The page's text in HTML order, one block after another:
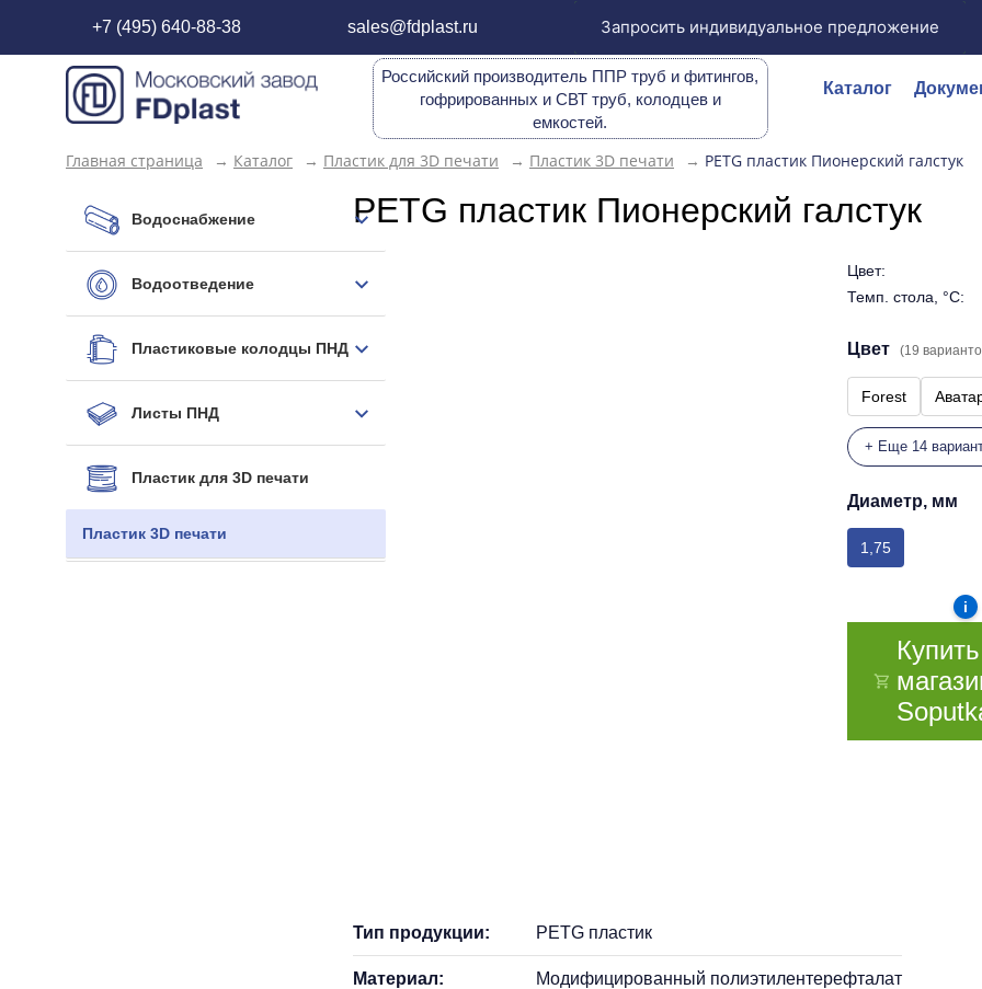
+7 (495) 640-88-38 sales@fdplast.ru Запросить индивидуальное предложение
Российский производитель ППР труб и фитингов,
гофрированных и СВТ труб, колодцев и
емкостей.
Каталог
Главная страница → Каталог → Пластик для 3D печати → Пластик 3D печати → PETG пластик Пионерский галстук
Водоснабжение
Водоотведение
Пластиковые колодцы ПНД
Листы ПНД
Пластик для 3D печати
Пластик 3D печати
PETG пластик Пионерский галстук
Цвет:
Темп. стола, °C:
Цвет (19
Forest
+ Еще 14
Диаметр, мм
1,75
i
Тип продукции: PETG пластик
Материал: Модифицированный полиэтилентерефталат